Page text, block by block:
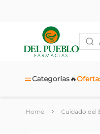
¿Qué
Categorías🔥
Cuidado del